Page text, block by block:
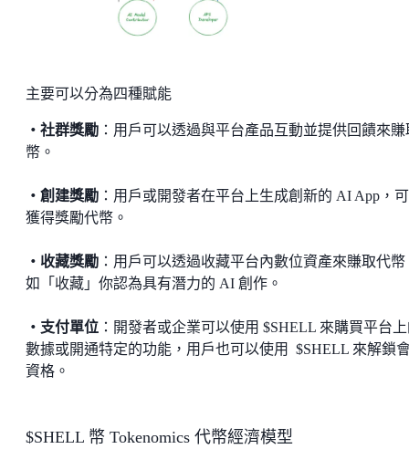
主要可以分為四種賦能
・社群獎勵 ：用戶可以透過與平台產品互動並提供回饋來賺
幣。
・創建獎勵 ：用戶或開發者在平台上生成創新的 AI App，
獲得獎勵代幣。
・收藏獎勵 ：用戶可以透過收藏平台內數位資產來賺取代幣
如「收藏」你認為具有潛力的 AI 創作。
・支付單位 ：開發者或企業可以使用 $SHELL 來購買平台
數據或開通特定的功能，用戶也可以使用 $SHELL 來解鎖
資格。
$SHELL 幣 Tokenomics 代幣經濟模型